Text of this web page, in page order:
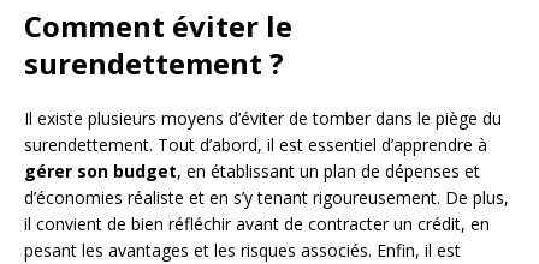
Comment éviter le
surendettement ?
Il existe plusieurs moyens d’éviter de tomber dans le piège du
surendettement. Tout d’abord, il est essentiel d’apprendre à
gérer son budget, en établissant un plan de dépenses et
d’économies réaliste et en s’y tenant rigoureusement. De plus,
il convient de bien réfléchir avant de contracter un crédit, en
pesant les avantages et les risques associés. Enfin, il est